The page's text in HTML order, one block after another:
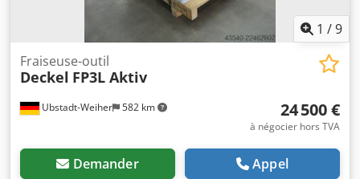
1 /9
Ubstadt-Weiher 582 km
Fraiseuse-outil
Deckel FP3L Aktiv
24 500 €
à négocier hors TVA
Demander Appel